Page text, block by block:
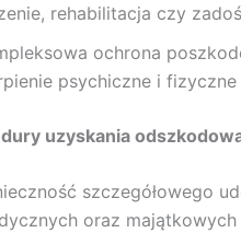
rehabilitacja czy
ochrona
psychiczne i fizyczne
uzyskania
szczegółowego
oraz majątkowych